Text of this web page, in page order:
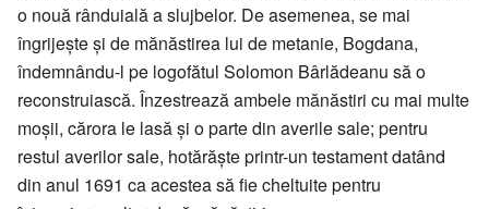
o nouă rânduială a slujbelor. De asemenea, se mai
îngrijește și de mănăstirea lui de metanie, Bogdana,
îndemnându-l pe logofătul Solomon Bârlădeanu să o
reconstruiască. Înzestrează ambele mănăstiri cu mai multe
moșii, cărora le lasă și o parte din averile sale; pentru
restul averilor sale, hotărăște printr-un testament datând
din anul 1691 ca acestea să fie cheltuite pentru